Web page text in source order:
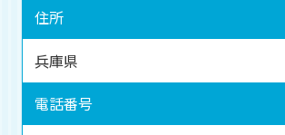
住所
兵庫県
電話番号